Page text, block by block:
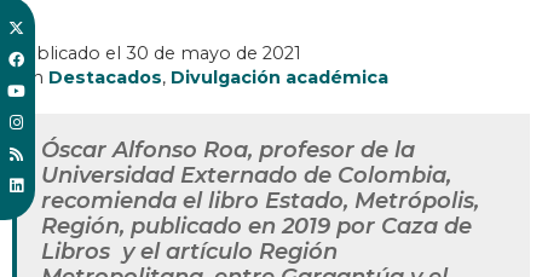
Publicado el 30 de mayo de 2021
, en Destacados, Divulgación académica
Óscar Alfonso Roa, profesor de la
Universidad Externado de Colombia,
recomienda el libro Estado, Metrópolis,
Región, publicado en 2019 por Caza de
Libros y el artículo Región